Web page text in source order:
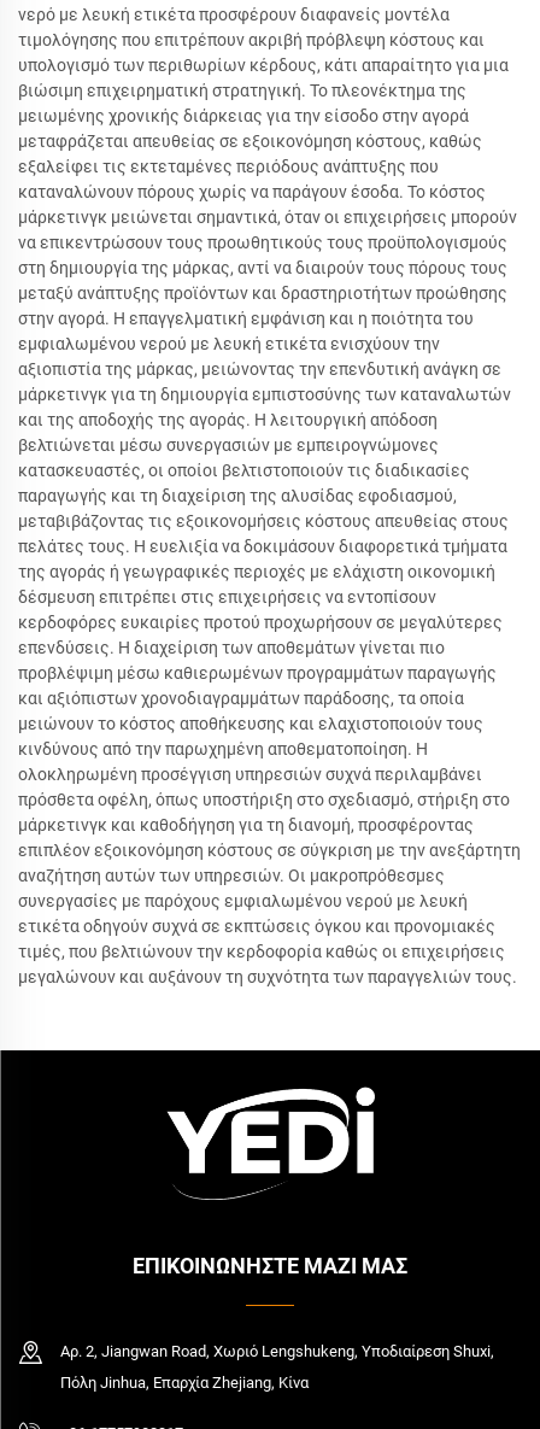
νερό με λευκή ετικέτα προσφέρουν διαφανείς μοντέλα
τιμολόγησης που επιτρέπουν ακριβή πρόβλεψη κόστους και
υπολογισμό των περιθωρίων κέρδους, κάτι απαραίτητο για μια
βιώσιμη επιχειρηματική στρατηγική. Το πλεονέκτημα της
μειωμένης χρονικής διάρκειας για την είσοδο στην αγορά
μεταφράζεται απευθείας σε εξοικονόμηση κόστους, καθώς
εξαλείφει τις εκτεταμένες περιόδους ανάπτυξης που
καταναλώνουν πόρους χωρίς να παράγουν έσοδα. Το κόστος
μάρκετινγκ μειώνεται σημαντικά, όταν οι επιχειρήσεις μπορούν
να επικεντρώσουν τους προωθητικούς τους προϋπολογισμούς
στη δημιουργία της μάρκας, αντί να διαιρούν τους πόρους τους
μεταξύ ανάπτυξης προϊόντων και δραστηριοτήτων προώθησης
στην αγορά. Η επαγγελματική εμφάνιση και η ποιότητα του
εμφιαλωμένου νερού με λευκή ετικέτα ενισχύουν την
αξιοπιστία της μάρκας, μειώνοντας την επενδυτική ανάγκη σε
μάρκετινγκ για τη δημιουργία εμπιστοσύνης των καταναλωτών
και της αποδοχής της αγοράς. Η λειτουργική απόδοση
βελτιώνεται μέσω συνεργασιών με εμπειρογνώμονες
κατασκευαστές, οι οποίοι βελτιστοποιούν τις διαδικασίες
παραγωγής και τη διαχείριση της αλυσίδας εφοδιασμού,
μεταβιβάζοντας τις εξοικονομήσεις κόστους απευθείας στους
πελάτες τους. Η ευελιξία να δοκιμάσουν διαφορετικά τμήματα
της αγοράς ή γεωγραφικές περιοχές με ελάχιστη οικονομική
δέσμευση επιτρέπει στις επιχειρήσεις να εντοπίσουν
κερδοφόρες ευκαιρίες προτού προχωρήσουν σε μεγαλύτερες
επενδύσεις. Η διαχείριση των αποθεμάτων γίνεται πιο
προβλέψιμη μέσω καθιερωμένων προγραμμάτων παραγωγής
και αξιόπιστων χρονοδιαγραμμάτων παράδοσης, τα οποία
μειώνουν το κόστος αποθήκευσης και ελαχιστοποιούν τους
κινδύνους από την παρωχημένη αποθεματοποίηση. Η
ολοκληρωμένη προσέγγιση υπηρεσιών συχνά περιλαμβάνει
πρόσθετα οφέλη, όπως υποστήριξη στο σχεδιασμό, στήριξη στο
μάρκετινγκ και καθοδήγηση για τη διανομή, προσφέροντας
επιπλέον εξοικονόμηση κόστους σε σύγκριση με την ανεξάρτητη
αναζήτηση αυτών των υπηρεσιών. Οι μακροπρόθεσμες
συνεργασίες με παρόχους εμφιαλωμένου νερού με λευκή
ετικέτα οδηγούν συχνά σε εκπτώσεις όγκου και προνομιακές
τιμές, που βελτιώνουν την κερδοφορία καθώς οι επιχειρήσεις
μεγαλώνουν και αυξάνουν τη συχνότητα των παραγγελιών τους.
ΕΠΙΚΟΙΝΩΝΗΣΤΕ ΜΑΖΙ ΜΑΣ
Αρ. 2, Jiangwan Road, Χωριό Lengshukeng, Υποδιαίρεση Shuxi,
Πόλη Jinhua, Επαρχία Zhejiang, Κίνα